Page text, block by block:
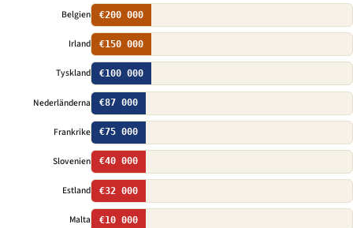
Belgien €200 000
Irland €150 000
Tyskland €100 000
Nederländerna €87 000
Frankrike €75 000
Slovenien €40 000
Estland €32 000
Malta €10 000